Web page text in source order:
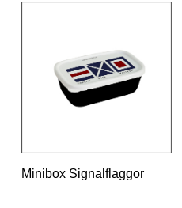
Minibox Signalflaggor